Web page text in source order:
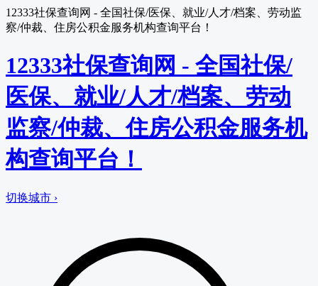
12333社保查询网 - 全国社保/医保、就业/人才/档案、劳动监
察/仲裁、住房公积金服务机构查询平台！
12333社保查询网 - 全国社保/
医保、就业/人才/档案、劳动
监察/仲裁、住房公积金服务机
构查询平台！
切换城市 ›